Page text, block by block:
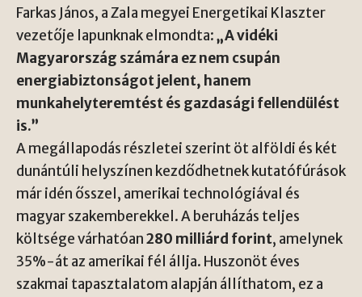
Farkas János, a Zala megyei Energetikai Klaszter
vezetője lapunknak elmondta:„A vidéki
Magyarország számára ez nem csupán
energiabiztonságot jelent, hanem
munkahelyteremtést és gazdasági fellendülést
is.”
A megállapodás részletei szerint öt alföldi és két
dunántúli helyszínen kezdődhetnek kutatófúrások
már idén ősszel, amerikai technológiával és
magyar szakemberekkel. A beruházás teljes
költsége várhatóan280 milliárd forint, amelynek
35%-át az amerikai fél állja. Huszonöt éves
szakmai tapasztalatom alapján állíthatom, ez a